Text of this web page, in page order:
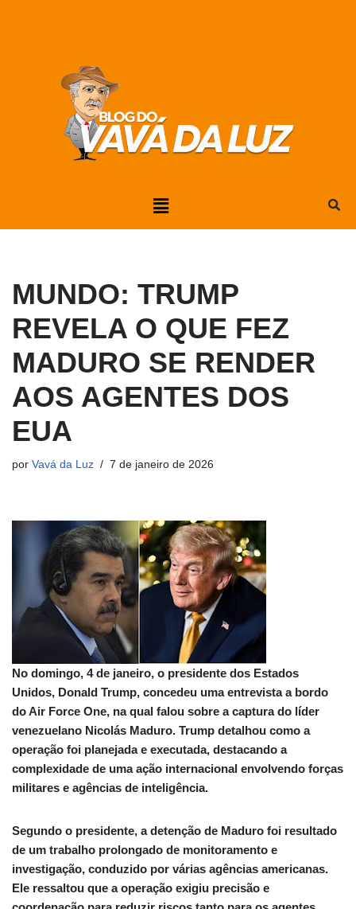
MUNDO: TRUMP
REVELA O QUE FEZ
MADURO SE RENDER
AOS AGENTES DOS
EUA
por Vavá da Luz 7 de janeiro de 2026
No domingo, 4 de janeiro, o presidente dos Estados
Unidos, Donald Trump, concedeu uma entrevista a bordo
do Air Force One, na qual falou sobre a captura do líder
venezuelano Nicolás Maduro. Trump detalhou como a
operação foi planejada e executada, destacando a
complexidade de uma ação internacional envolvendo forças
militares e agências de inteligência.
Segundo o presidente, a detenção de Maduro foi resultado
de um trabalho prolongado de monitoramento e
investigação, conduzido por várias agências americanas.
Ele ressaltou que a operação exigiu precisão e